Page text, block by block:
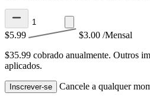
$5.99 $3.00 /Mensal
$35.99 cobrado anualmente. Outros
aplicados.
Inscrever-se Cancele a qualquer